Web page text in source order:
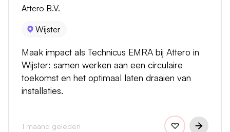
Attero B.V.
Wijster
Maak impact als Technicus EMRA bij Attero in
Wijster: samen werken aan een circulaire
toekomst en het optimaal laten draaien van
installaties.
1 maand geleden